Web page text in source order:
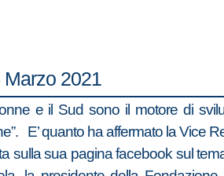
Marzo 2021
e il Sud sono il motore di
E’ quanto ha affermato la Vice
sulla sua pagina facebook sul